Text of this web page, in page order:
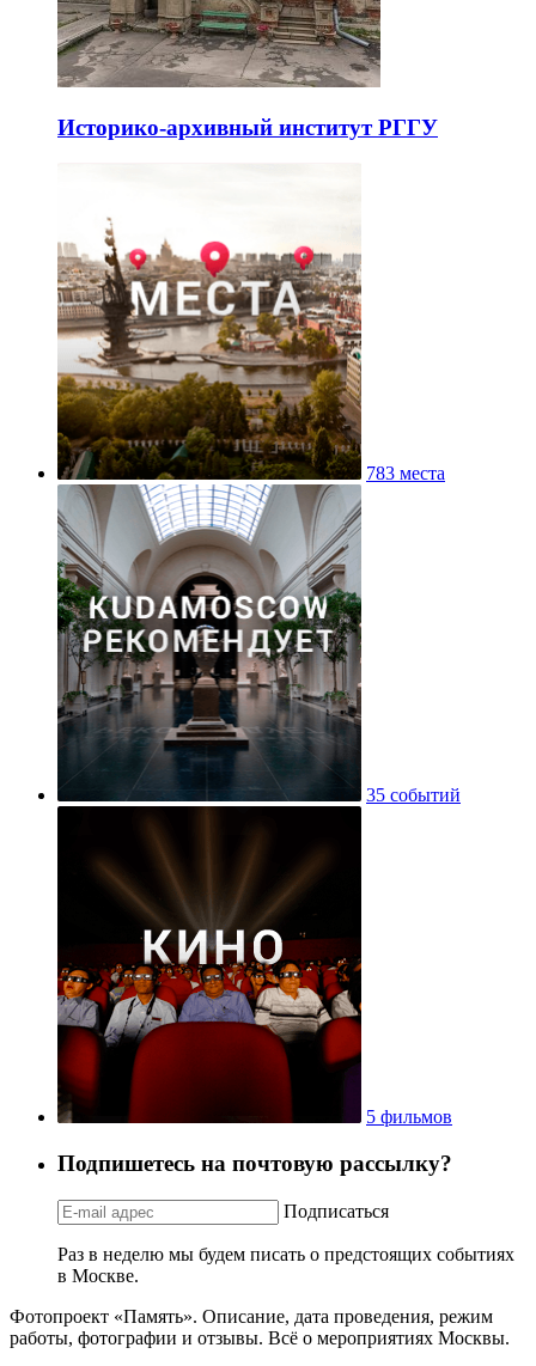
Историко-архивный институт РГГУ
783 места
35 событий
5 фильмов
Подпишетесь на почтовую рассылку?
Подписаться
Раз в неделю мы будем писать о предстоящих событиях
в Москве.
Фотопроект «Память». Описание, дата проведения, режим
работы, фотографии и отзывы. Всё о мероприятиях Москвы.